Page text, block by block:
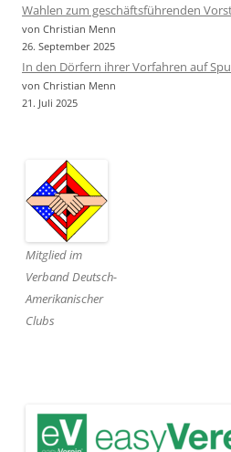
Wahlen zum geschäftsführenden
von Christian Menn
26. September 2025
In den Dörfern ihrer Vorfahren auf
von Christian Menn
21. Juli 2025
Mitglied im
Verband Deutsch-
Amerikanischer
Clubs